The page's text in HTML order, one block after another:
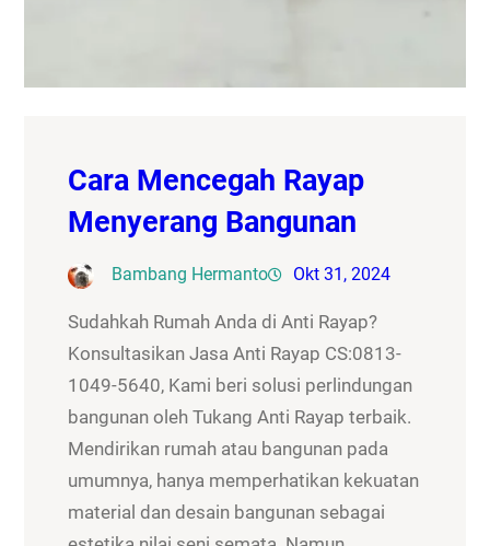
Cara Mencegah Rayap
Menyerang Bangunan
Bambang Hermanto Okt 31, 2024
Sudahkah Rumah Anda di Anti Rayap?
Konsultasikan Jasa Anti Rayap CS:0813-
1049-5640, Kami beri solusi perlindungan
bangunan oleh Tukang Anti Rayap terbaik.
Mendirikan rumah atau bangunan pada
umumnya, hanya memperhatikan kekuatan
material dan desain bangunan sebagai